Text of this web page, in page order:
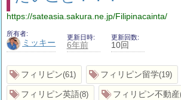
https://sateasia.sakura.ne.jp/Filipinacainta/
所有者
ミッキー
更新日時
6年前
更新回数
10回
フィリピン 61 フィリピン留学 19
フィリピン英語 8 フィリピン不動産